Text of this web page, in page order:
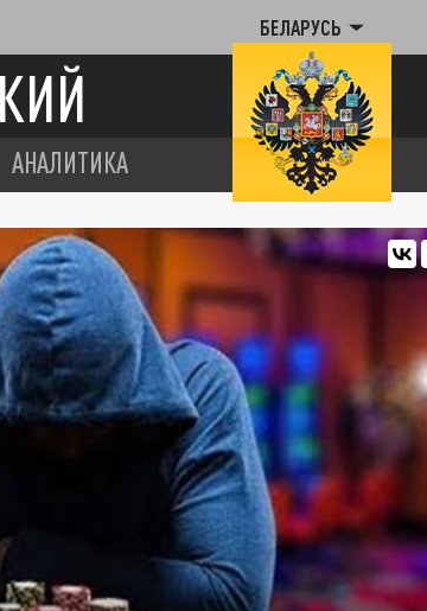
БЕЛАРУСЬ
АНАЛИТИКА